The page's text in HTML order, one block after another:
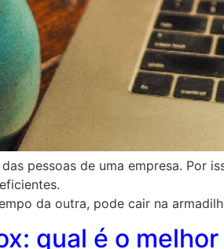
pessoas de uma empresa. Por
da outra, pode cair na
qual é o